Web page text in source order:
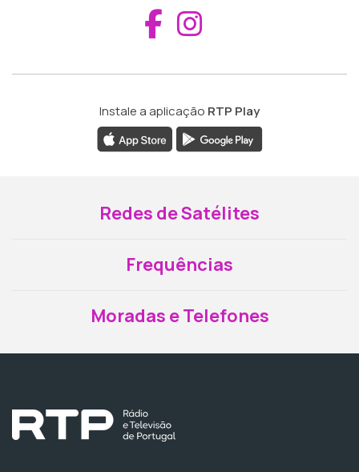
Aceder ao
Instale a aplicação RTP Play
Redes de Satélites
Frequências
Moradas e Telefones